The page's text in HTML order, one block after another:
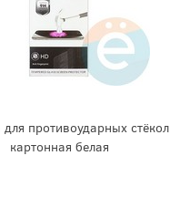
противоударных стёкол
картонная белая